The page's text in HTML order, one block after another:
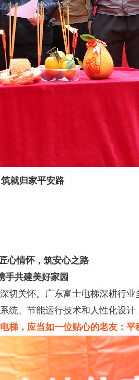
筑就归家平安路
心情怀，筑安心之路
手共建美好家园
关怀。广东富士电梯深耕行业
统、节能运行技术和人性化设计
梯，应当如一位贴心的老友： 平